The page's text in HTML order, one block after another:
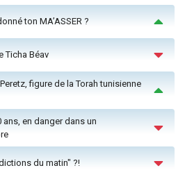
ton MA’ASSER ?
Ticha Béav
figure de la Torah tunisienne
ans, en danger dans un
du matin" ?!